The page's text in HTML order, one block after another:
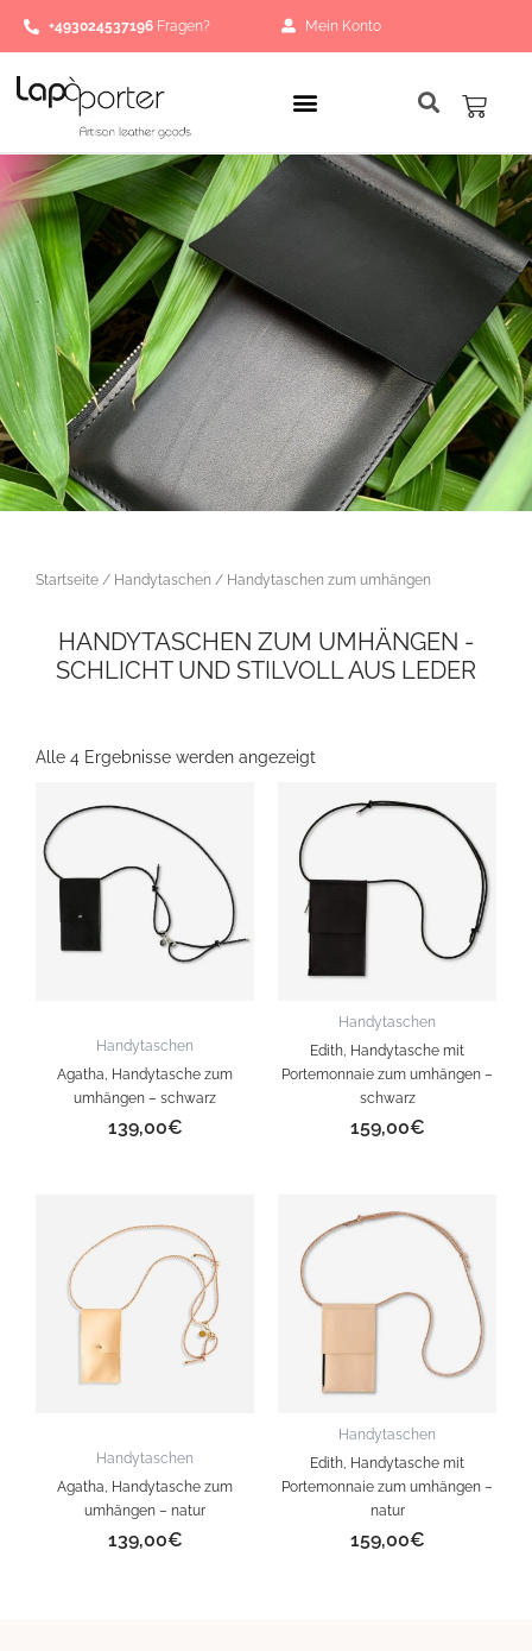
Inhalt
springen
+493024537196 Fragen? Mein Konto
Startseite / Handytaschen / Handytaschen zum umhängen
HANDYTASCHEN ZUM UMHÄNGEN -
SCHLICHT UND STILVOLL AUS LEDER
Alle 4 Ergebnisse werden angezeigt
Handytaschen
Agatha, Handytasche zum
umhängen – schwarz
139,00€
Handytaschen
Edith, Handytasche mit
Portemonnaie zum umhängen –
schwarz
159,00€
Handytaschen
Agatha, Handytasche zum
umhängen – natur
139,00€
Handytaschen
Edith, Handytasche mit
Portemonnaie zum umhängen –
natur
159,00€